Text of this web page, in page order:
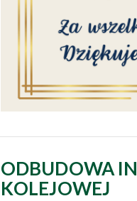
ODBUDOWA
KOLEJOWEJ